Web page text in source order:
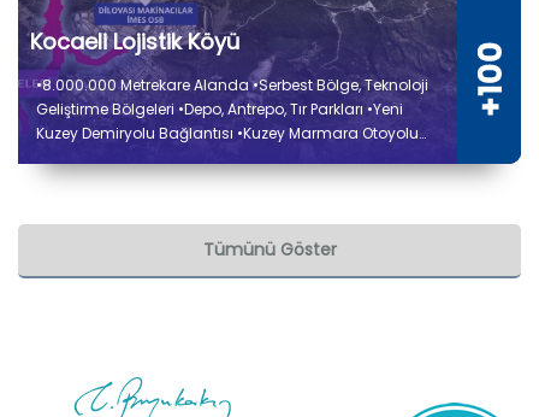
Kocaeli Lojistik Köyü
•8.000.000 Metrekare Alanda •Serbest Bölge, Teknoloji
Geliştirme Bölgeleri •Depo, Antrepo, Tır Parkları •Yeni
Kuzey Demiryolu Bağlantısı •Kuzey Marmara Otoyolu
Kapasite Artırımı •Ulaştırma ve Altyapı Bakanlığı İş
Tümünü Göster